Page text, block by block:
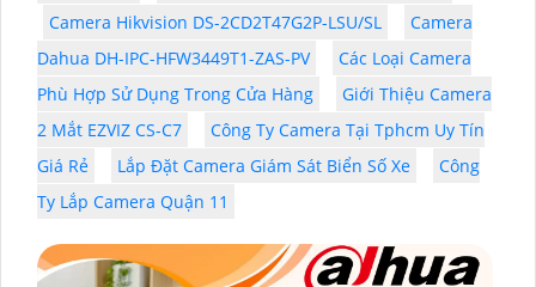
Camera Hikvision DS-2CD2T47G2P-LSU/SL
Camera
Dahua DH-IPC-HFW3449T1-ZAS-PV
Các Loại Camera
Phù Hợp Sử Dụng Trong Cửa Hàng
Giới Thiệu Camera
2 Mắt EZVIZ CS-C7
Công Ty Camera Tại Tphcm Uy Tín
Giá Rẻ
Lắp Đặt Camera Giám Sát Biển Số Xe
Công
Ty Lắp Camera Quận 11